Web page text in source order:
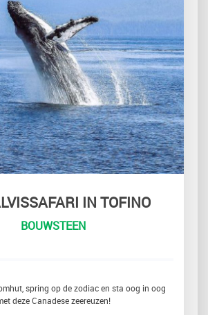
IN TOFINO
BOUWSTEEN
spring op de zodiac en sta oog in oog
deze Canadese zeereuzen!